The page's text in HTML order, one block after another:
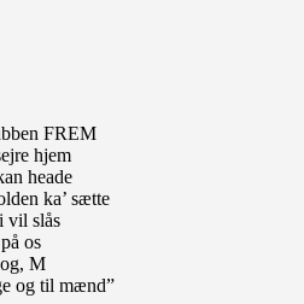
FREM
hjem
heade
ka’ sætte
vil slås
os
M
og til mænd”